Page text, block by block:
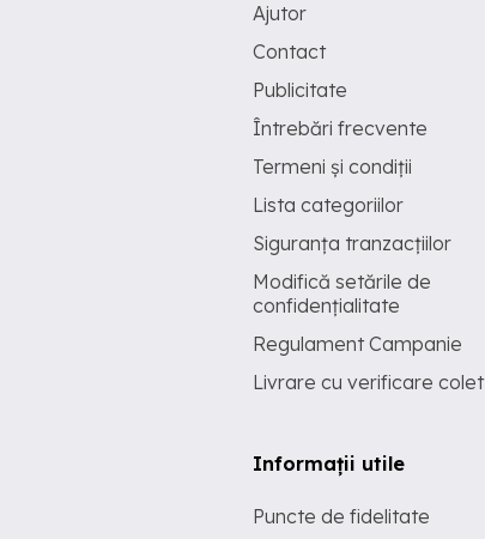
Ajutor
Contact
Publicitate
Întrebări frecvente
Termeni și condiții
Lista categoriilor
Siguranța tranzacțiilor
Modifică setările de
confidențialitate
Regulament Campanie
Livrare cu verificare colet
Informații utile
Puncte de fidelitate